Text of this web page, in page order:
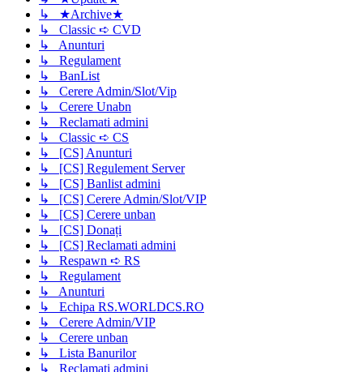
↳ ★Archive★
↳ Classic ➪ CVD
↳ Anunturi
↳ Regulament
↳ BanList
↳ Cerere Admin/Slot/Vip
↳ Cerere Unabn
↳ Reclamati admini
↳ Classic ➪ CS
↳ [CS] Anunturi
↳ [CS] Regulement Server
↳ [CS] Banlist admini
↳ [CS] Cerere Admin/Slot/VIP
↳ [CS] Cerere unban
↳ [CS] Donați
↳ [CS] Reclamati admini
↳ Respawn ➪ RS
↳ Regulament
↳ Anunturi
↳ Echipa RS.WORLDCS.RO
↳ Cerere Admin/VIP
↳ Cerere unban
↳ Lista Banurilor
↳ Reclamati admini